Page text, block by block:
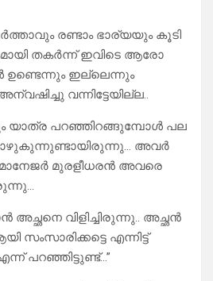
രണ്ടാം ഭാര്യയും കൂടി
തകർന്ന് ഇവിടെ ആരോ
ഉണ്ടെന്നും ഇല്ലെന്നും
വന്നിട്ടേയില്ല..
യാത്ര പറഞ്ഞിറങ്ങുമ്പോൾ പല
അവർ
മുരളീധരൻ അവരെ
അച്ഛനെ വിളിച്ചിരുന്നു.. അച്ഛൻ
സംസാരിക്കട്ടെ എന്നിട്ട്
പറഞ്ഞിട്ടുണ്ട്…”